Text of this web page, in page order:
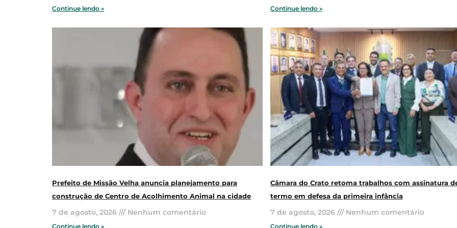
Continue lendo » Continue lendo »
Prefeito de Missão Velha anuncia planejamento para
construção de Centro de Acolhimento Animal na cidade
7 de agosto, 2026 Nenhum comentário
Continue lendo »
Câmara do Crato retoma trabalhos com assinatura
termo em defesa da primeira infância
7 de agosto, 2026 Nenhum comentário
Continue lendo »